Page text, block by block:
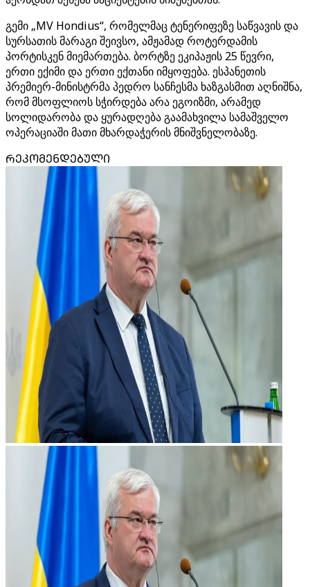
გემი „MV Hondius“, რომელმაც ტენერიფეზე საწვავის და
სურსათის მარაგი შეივსო, ამჟამად როტერდამის
პორტისკენ მიემართება. ბორტზე ეკიპაჟის 25 წევრი,
ერთი ექიმი და ერთი ექთანი იმყოფება. ესპანეთის
პრემიერ-მინისტრმა პედრო სანჩესმა ხაზგასმით აღნიშნა,
რომ მსოფლიოს სჭირდება არა ეგოიზმი, არამედ
სოლიდარობა და ყურადღება გაამახვილა სამაშველო
ოპერაციაში მათი მხარდაჭერის მნიშვნელობაზე.
ᲠᲔᲙᲝᲛᲔᲜᲓᲔᲑᲣᲚᲘ